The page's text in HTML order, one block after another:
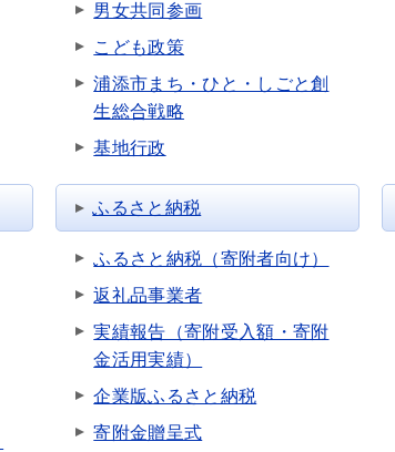
男女共同参画
こども政策
浦添市まち・ひと・しごと創
生総合戦略
基地行政
ふるさと納税
ふるさと納税（寄附者向け）
返礼品事業者
実績報告（寄附受入額・寄附
金活用実績）
企業版ふるさと納税
寄附金贈呈式